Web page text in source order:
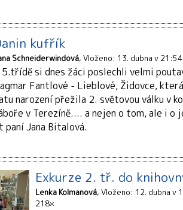
kufřík
Schneiderwindová Vloženo: 13. dubna v 21:54
5.třídě si dnes žáci poslechli velmi
Fantlové - Lieblové, Židovce,
narození přežila 2. světovou válku v
v Terezíně.... a nejen o tom, ale i o
Jana Bitalová.
Exkurze 2. tř. do
Lenka Kolmanová Vloženo: 12. dubna v
218×